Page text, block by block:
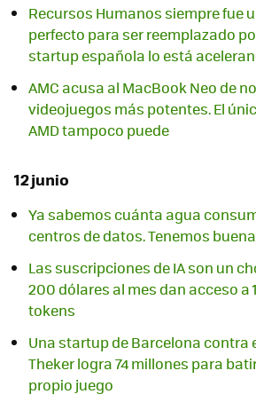
Recursos Humanos siempre fue
perfecto para ser reemplazado
startup española lo está
AMC acusa al MacBook Neo de
videojuegos más potentes. El
AMD tampoco puede
12 junio
Ya sabemos cuánta agua
centros de datos. Tenemos
Las suscripciones de IA son un
200 dólares al mes dan acceso a
tokens
Una startup de Barcelona contra
Theker logra 74 millones para
propio juego